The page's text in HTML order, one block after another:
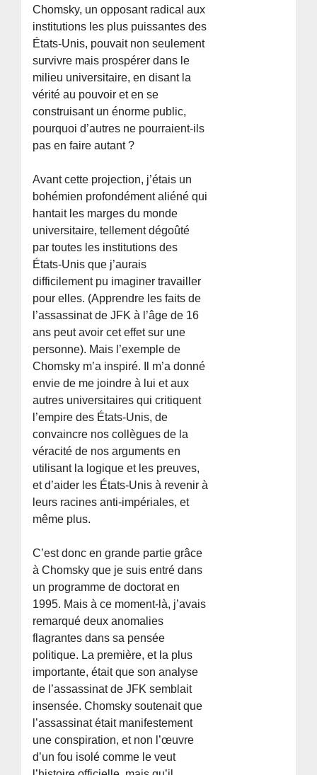
Chomsky, un opposant radical aux
institutions les plus puissantes des
États-Unis, pouvait non seulement
survivre mais prospérer dans le
milieu universitaire, en disant la
vérité au pouvoir et en se
construisant un énorme public,
pourquoi d’autres ne pourraient-ils
pas en faire autant ?
Avant cette projection, j’étais un
bohémien profondément aliéné qui
hantait les marges du monde
universitaire, tellement dégoûté
par toutes les institutions des
États-Unis que j’aurais
difficilement pu imaginer travailler
pour elles. (Apprendre les faits de
l’assassinat de JFK à l’âge de 16
ans peut avoir cet effet sur une
personne). Mais l’exemple de
Chomsky m’a inspiré. Il m’a donné
envie de me joindre à lui et aux
autres universitaires qui critiquent
l’empire des États-Unis, de
convaincre nos collègues de la
véracité de nos arguments en
utilisant la logique et les preuves,
et d’aider les États-Unis à revenir à
leurs racines anti-impériales, et
même plus.
C’est donc en grande partie grâce
à Chomsky que je suis entré dans
un programme de doctorat en
1995. Mais à ce moment-là, j’avais
remarqué deux anomalies
flagrantes dans sa pensée
politique. La première, et la plus
importante, était que son analyse
de l’assassinat de JFK semblait
insensée. Chomsky soutenait que
l’assassinat était manifestement
une conspiration, et non l’œuvre
d’un fou isolé comme le veut